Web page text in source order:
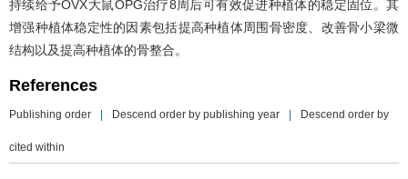
持续给予OVX大鼠OPG治疗8周后可有效促进种植体的稳定固位。其
增强种植体稳定性的因素包括提高种植体周围骨密度、改善骨小梁微
结构以及提高种植体的骨整合。
References
Publishing order | Descend order by publishing year | Descend order by
cited within